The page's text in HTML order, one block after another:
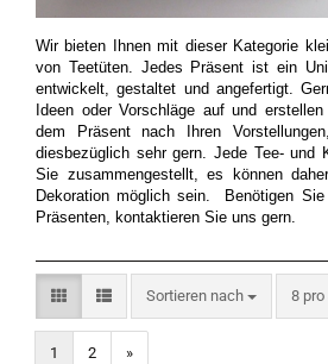
Wir bieten Ihnen mit dieser Kategorie
von Teetüten. Jedes Präsent ist ein
entwickelt, gestaltet und angefertigt.
Ideen oder Vorschläge auf und
dem Präsent nach Ihren
diesbezüglich sehr gern. Jede Tee- und
Sie zusammengestellt, es können
Dekoration möglich sein. Benötigen
Präsenten, kontaktieren Sie uns gern.
Sortieren nach
Sortieren nach 8 pro
pro
1 2 »